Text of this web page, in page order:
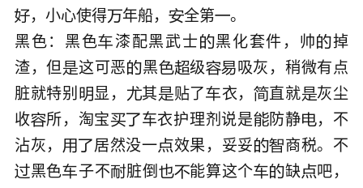
，小心使得年船， 全第。
黑色：黑色 漆配黑武士 黑化套件，帅 掉
渣，但 这可恶 黑级吸灰，稍微有点
脏就特别  显， 其贴了衣， 直就灰尘
收所，淘宝 车衣护理剂说是防静，不
沾灰，  居然没一效果，妥妥 商税。不
黑色子不脏倒 能算这个缺吧，